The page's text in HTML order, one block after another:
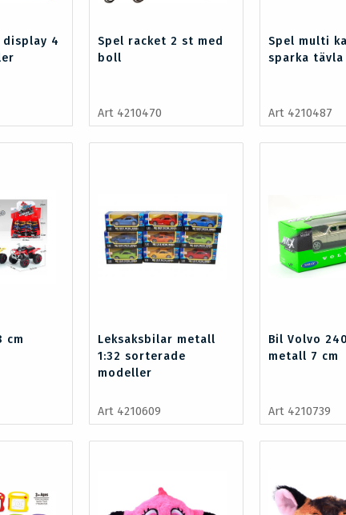
4
Spel racket 2 st med
boll
Art 4210470
Spel multi
sparka tävla
Art 4210487
cm
Leksaksbilar metall
1:32 sorterade
modeller
Art 4210609
Bil Volvo
metall 7 cm
Art 4210739